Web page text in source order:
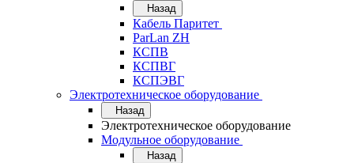
Назад
Кабель Паритет
ParLan ZH
КСПВ
КСПВГ
КСПЭВГ
Электротехническое оборудование
Назад
Электротехническое оборудование
Модульное оборудование
Назад